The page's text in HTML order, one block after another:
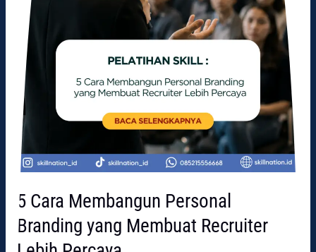
5 Cara Membangun Personal
Branding yang Membuat Recruiter